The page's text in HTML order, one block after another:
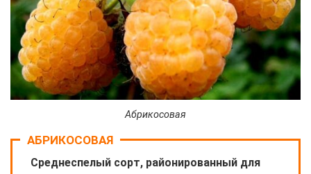
Абрикосовая
АБРИКОСОВАЯ
Среднеспелый сорт, районированный для